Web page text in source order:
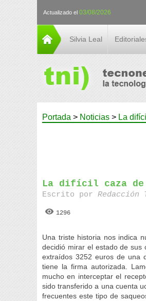
Actualizado el 03/08/2026
Silvia Leal
Portada > Noticias > La
La difícil caza de
Escrito porRedacción
1296
Una triste historia nos indica
decidió mirar el estado de sus
extraídos 3252 euros de una
tiene la firma autorizada.
mucho en interceptar el
sido transferido a una cuenta
frecuentes este tipo de